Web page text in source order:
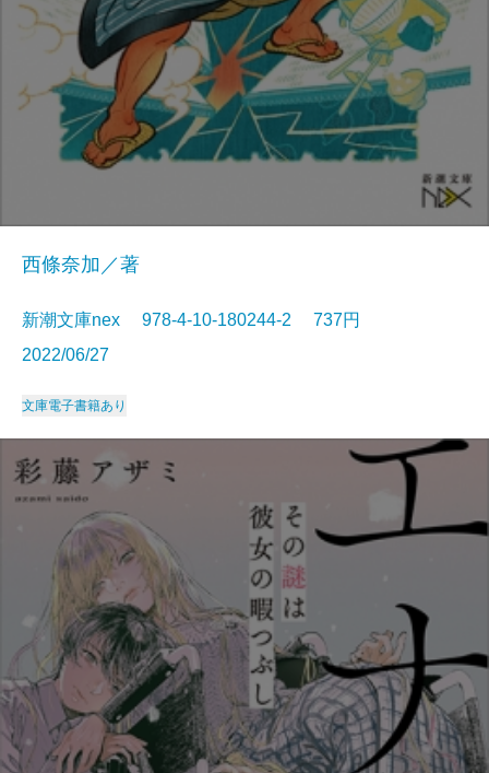
西條奈加／著
新潮文庫nex 978-4-10-180244-2 737円
2022/06/27
文庫電子書籍あり